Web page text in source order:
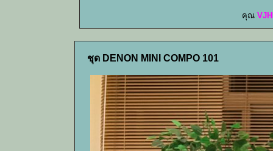
คุณ
ชุด DENON MINI COMPO 101